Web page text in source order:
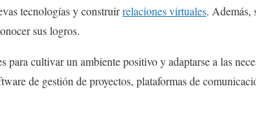
tecnologías y construirrelaciones virtuales. Además,
sus logros.
cultivar un ambiente positivo y adaptarse a las
de gestión de proyectos, plataformas de